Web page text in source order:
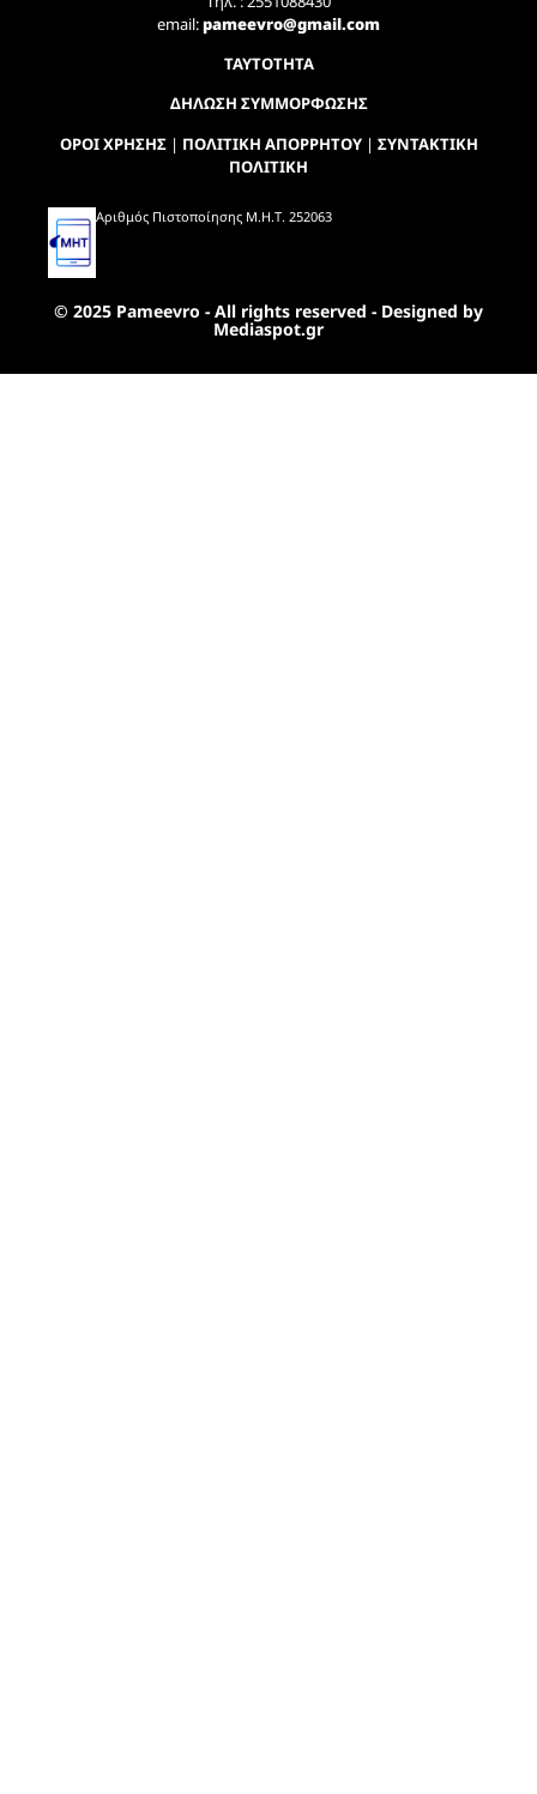
email:pameevro@gmail.com
ΤΑΥΤΟΤΗΤΑ
ΔΗΛΩΣΗ ΣΥΜΜΟΡΦΩΣΗΣ
ΟΡΟΙ ΧΡΗΣΗΣ| ΠΟΛΙΤΙΚΗ ΑΠΟΡΡΗΤΟΥ| ΣΥΝΤΑΚΤΙΚΗ
ΠΟΛΙΤΙΚΗ
Αριθμός Πιστοποίησης Μ.Η.Τ. 252063
© 2025 Pameevro - All rights reserved - Designed by
Mediaspot.gr